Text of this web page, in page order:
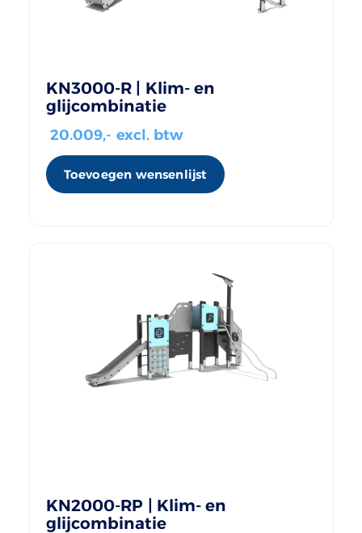
KN3000-R | Klim- en
glijcombinatie
20.009,- excl. btw
Toevoegen wensenlijst
KN2000-RP | Klim- en
glijcombinatie